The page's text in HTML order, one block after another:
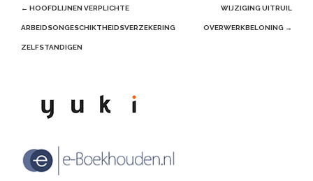
Post
navigation
← HOOFDLIJNEN VERPLICHTE
ARBEIDSONGESCHIKTHEIDSVERZEKERING
ZELFSTANDIGEN
WIJZIGING UITRUIL
OVERWERKBELONING →